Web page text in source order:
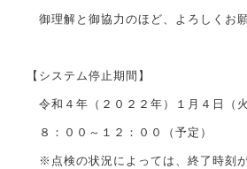
御理解と御協力のほど、よろしくお願
【システム停止期間】
令和４年（２０２２年）１月４日（火
８：００～１２：００（予定）
※点検の状況によっては、終了時刻